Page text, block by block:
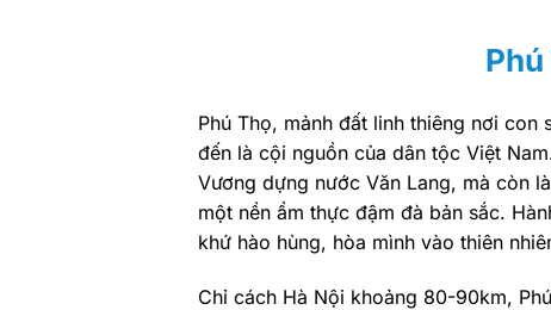
Phú Thọ, mảnh đất linh thiêng nơi
đến là cội nguồn của dân tộc Việt
Vương dựng nước Văn Lang, mà còn
một nền ẩm thực đậm đà bản sắc.
khứ hào hùng, hòa mình vào thiên
Chỉ cách Hà Nội khoảng 80-90km,